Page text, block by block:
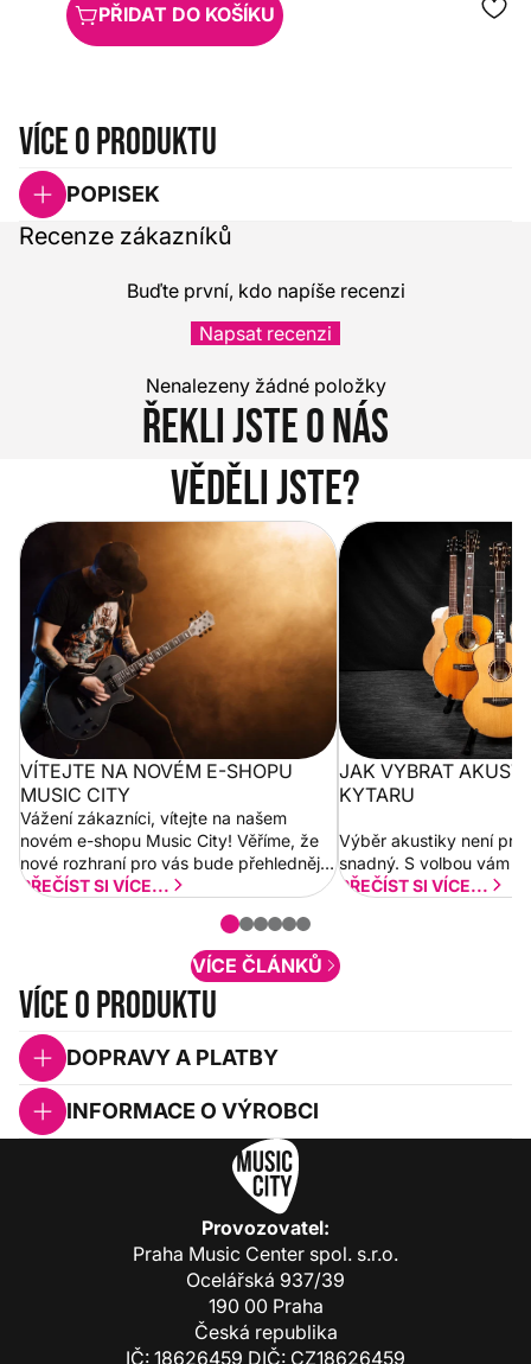
PŘIDAT DO KOŠÍKU
Více o produktu
POPISEK
Recenze zákazníků
Buďte první, kdo napíše recenzi
Napsat recenzi
Nenalezeny žádné položky
Řekli jste o nás
Věděli jste?
Vítejte na novém e-shopu Music
City
VÍTEJTE NA NOVÉM E-SHOPU
MUSIC CITY
Vážení zákazníci, vítejte na našem
novém e-shopu Music City! Věříme, že
nové rozhraní pro vás bude přehlednější
a rychlejší. Postupně budeme přidávat
PŘEČÍST SI VÍCE...
Jak vybrat
JAK VYBRAT
KYTARU
Výběr akustiky není pro
snadný. S volbou vám
PŘEČÍST SI VÍCE...
VÍCE ČLÁNKŮ
Více o produktu
DOPRAVY A PLATBY
INFORMACE O VÝROBCI
Provozovatel:
Praha Music Center spol. s.r.o.
Ocelářská 937/39
190 00 Praha
Česká republika
IČ: 18626459 DIČ: CZ18626459